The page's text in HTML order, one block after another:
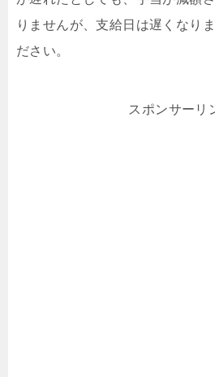
りませんが、支給日は遅くなり
ださい。
スポンサーリ